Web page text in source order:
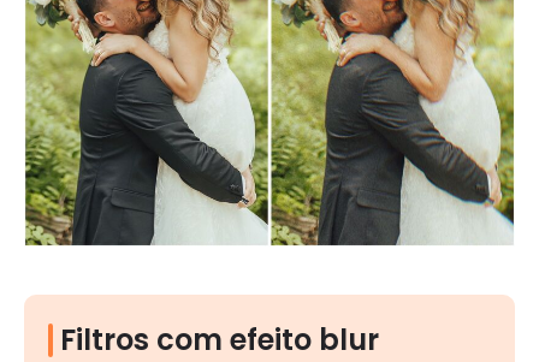
Filtros com efeito blur